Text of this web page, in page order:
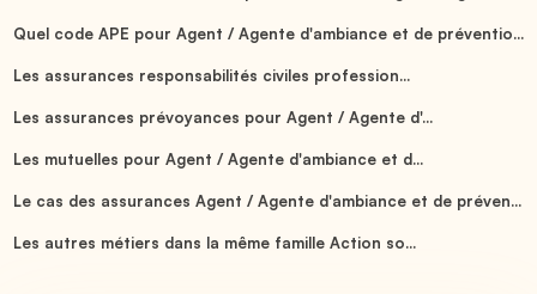
Quel code APE pour Agent / Agente d'ambiance et de préventio...
Les assurances responsabilités civiles profession...
Les assurances prévoyances pour Agent / Agente d'...
Les mutuelles pour Agent / Agente d'ambiance et d...
Le cas des assurances Agent / Agente d'ambiance et de préven...
Les autres métiers dans la même famille Action so...